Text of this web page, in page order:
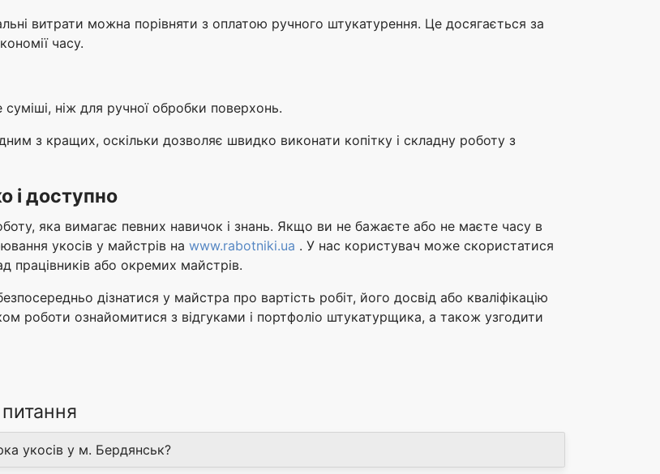
витрати можна порівняти з оплатою ручного штукатурення. Це досягається за
часу.
ніж для ручної обробки поверхонь.
з кращих, оскільки дозволяє швидко виконати копітку і складну роботу з
і доступно
яка вимагає певних навичок і знань. Якщо ви не бажаєте або не маєте часу в
укосів у майстрів на www.rabotniki.ua . У нас користувач може скористатися
працівників або окремих майстрів.
дізнатися у майстра про вартість робіт, його досвід або кваліфікацію
роботи ознайомитися з відгуками і портфоліо штукатурщика, а також узгодити
укосів у м. Бердянськ?